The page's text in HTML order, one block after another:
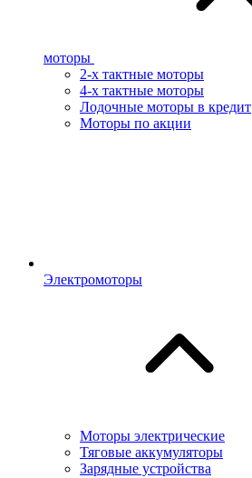
моторы
2-х тактные моторы
4-х тактные моторы
Лодочные моторы в кредит
Моторы по акции
Электромоторы
Моторы электрические
Тяговые аккумуляторы
Зарядные устройства